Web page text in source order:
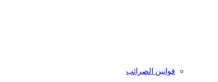
قوانين الضرائب